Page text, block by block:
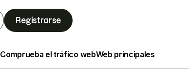
Registrarse
Comprueba el tráfico webWeb principales